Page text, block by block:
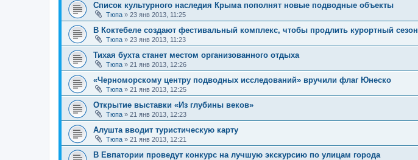
Список культурного наследия Крыма пополнят новые подводные объекты
Тюпа » 23 янв 2013, 11:25
В Коктебеле создают фестивальный комплекс, чтобы продлить курортный сезон
Тюпа » 23 янв 2013, 11:23
Тихая бухта станет местом организованного отдыха
Тюпа » 21 янв 2013, 12:26
«Черноморскому центру подводных исследований» вручили флаг Юнеско
Тюпа » 21 янв 2013, 12:25
Открытие выставки «Из глубины веков»
Тюпа » 21 янв 2013, 12:23
Алушта вводит туристическую карту
Тюпа » 21 янв 2013, 12:21
В Евпатории проведут конкурс на лучшую экскурсию по улицам города